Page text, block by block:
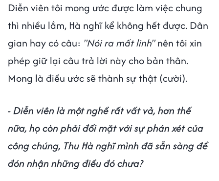
Diễn viên tôi mong ước được làm việc chung
thì nhiều lắm, Hà nghĩ kể không hết được. Dân
gian hay có câu: "Nói ra mất linh"nên tôi xin
phép giữ lại câu trả lời này cho bản thân.
Mong là điều ước sẽ thành sự thật (cười).
- Diễn viên là một nghề rất vất vả, hơn thế
nữa, họ còn phải đối mặt với sự phán xét của
công chúng, Thu Hà nghĩ mình đã sẵn sàng để
đón nhận những điều đó chưa?